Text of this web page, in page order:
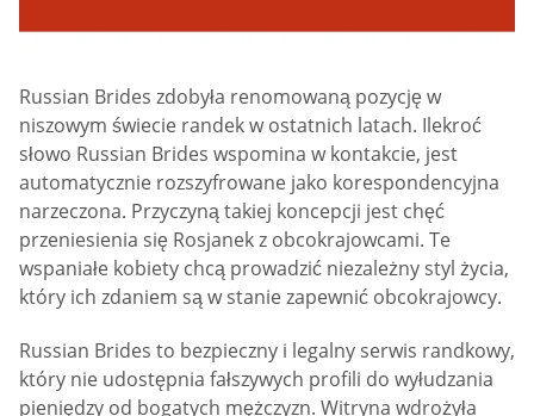
Russian Brides zdobyła renomowaną pozycję w
niszowym świecie randek w ostatnich latach. Ilekroć
słowo Russian Brides wspomina w kontakcie, jest
automatycznie rozszyfrowane jako korespondencyjna
narzeczona. Przyczyną takiej koncepcji jest chęć
przeniesienia się Rosjanek z obcokrajowcami. Te
wspaniałe kobiety chcą prowadzić niezależny styl życia,
który ich zdaniem są w stanie zapewnić obcokrajowcy.
Russian Brides to bezpieczny i legalny serwis randkowy,
który nie udostępnia fałszywych profili do wyłudzania
pieniędzy od bogatych mężczyzn. Witryna wdrożyła